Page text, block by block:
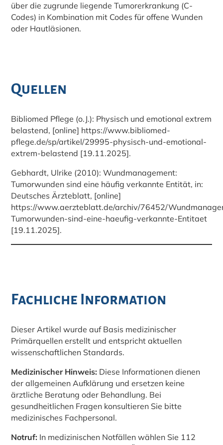
über die zugrunde liegende Tumorerkrankung (C-
Codes) in Kombination mit Codes für offene Wunden
oder Hautläsionen.
Quellen
Bibliomed Pflege (o.J.): Physisch und emotional extrem
belastend, [online] https://www.bibliomed-
pflege.de/sp/artikel/29995-physisch-und-emotional-
extrem-belastend [19.11.2025].
Gebhardt, Ulrike (2010): Wundmanagement:
Tumorwunden sind eine häufig verkannte Entität, in:
Deutsches Ärzteblatt, [online]
https://www.aerzteblatt.de/archiv/76452/
Tumorwunden-sind-eine-haeufig-verkannte-Entitaet
[19.11.2025].
Fachliche Information
Dieser Artikel wurde auf Basis medizinischer
Primärquellen erstellt und entspricht aktuellen
wissenschaftlichen Standards.
Medizinischer Hinweis: Diese Informationen dienen
der allgemeinen Aufklärung und ersetzen keine
ärztliche Beratung oder Behandlung. Bei
gesundheitlichen Fragen konsultieren Sie bitte
medizinisches Fachpersonal.
Notruf: In medizinischen Notfällen wählen Sie 112